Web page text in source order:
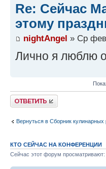
Re: Сейчас
этому
nightAngel » Ср
Лично я люблю
Ответить
Вернуться в Сборник кулинарных
КТО СЕЙЧАС НА КОНФЕРЕНЦИИ
Сейчас этот форум просматривают: